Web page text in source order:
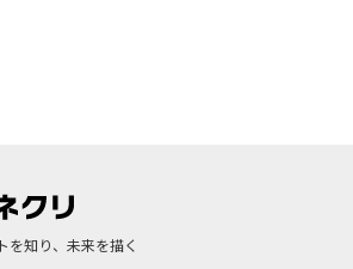
を知り、未来を描く